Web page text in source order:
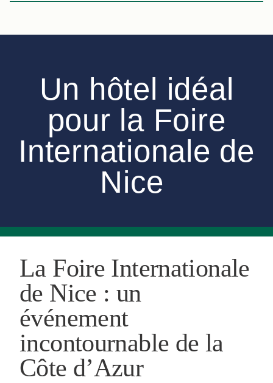
Un hôtel idéal
pour la Foire
Internationale de
Nice
La Foire Internationale
de Nice : un
événement
incontournable de la
Côte d’Azur